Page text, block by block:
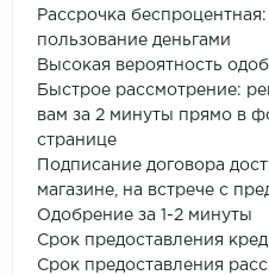
Рассрочка
пользование деньгами
Высокая вероятность
Быстрое рассмотрение:
вам за 2 минуты прямо в
странице
Подписание договора
магазине, на встрече с
Одобрение за 1-2 минуты
Срок предоставления
Срок предоставления